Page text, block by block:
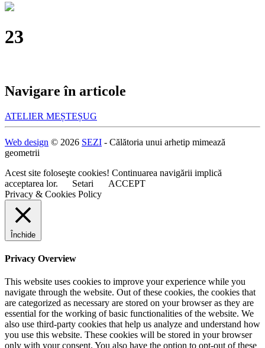
23
Navigare în articole
ATELIER MEȘTEȘUG
Web design © 2026 SEZI - Călătoria unui arhetip mimează
geometrii
Acest site foloseşte cookies! Continuarea navigării implică
acceptarea lor.
Setari
ACCEPT
Privacy & Cookies Policy
Închide
Privacy Overview
This website uses cookies to improve your experience while you
navigate through the website. Out of these cookies, the cookies that
are categorized as necessary are stored on your browser as they are
essential for the working of basic functionalities of the website. We
also use third-party cookies that help us analyze and understand how
you use this website. These cookies will be stored in your browser
only with your consent. You also have the option to opt-out of these